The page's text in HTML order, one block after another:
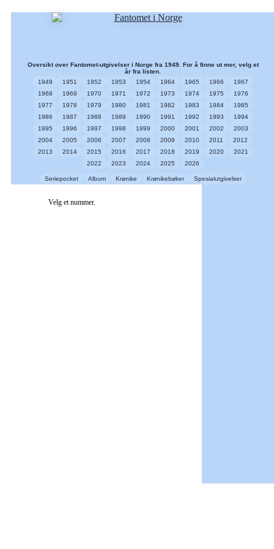
Oversikt over Fantomet-utgivelser i Norge fra 1949. For å finne ut mer, velg et
år fra listen.
1949
1951 1952 1953 1954 1964 1965 1966
1967
1968
1969 1970 1971 1972 1973 1974 1975
1976
1977
1978 1979 1980 1981 1982 1983 1984
1985
1986
1987 1988 1989 1990 1991 1992 1993
1994
1995
1996 1997 1998 1999 2000 2001 2002
2003
2004
2005 2006 2007 2008 2009 2010 2011
2012
2013
2014 2015 2016 2017 2018 2019 2020
2021
2022
2023 2024 2025 2026
Seriepocket Album Krønike Krønikebøker Spesialutgivelser
Velg et nummer.